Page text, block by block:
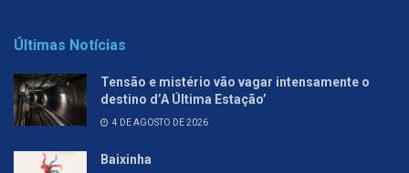
Últimas Notícias
Tensão e mistério vão vagar intensamente o
destino d’A Última Estação’
4 DE AGOSTO DE 2026
Baixinha